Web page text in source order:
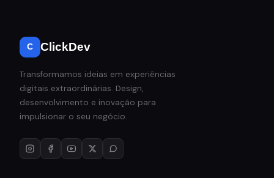
C ClickDev
Transformamos ideias em experiências
digitais extraordinárias. Design,
desenvolvimento e inovação para
impulsionar o seu negócio.